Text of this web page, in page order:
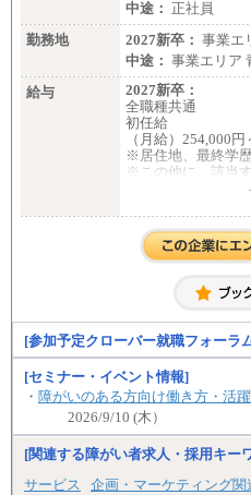
中途： 正社員
勤務地
2027新卒： 事業エ
中途： 事業エリア
給与
2027新卒：
全職種共通
初任給
（月給）254,000円
※居住地、最終学
※この他に、該当
中途：
全職種共通
※居住地、年齢に
※この他に、該当
す。
※試用期間中も給
[参加予定クローバー就職フォーラ
[セミナー・イベント情報]
・ 障がいのある方向け働き方・活
2026/9/10 (木）
[関連する障がい者求人・採用キー
サービス
企画・マーケティング関